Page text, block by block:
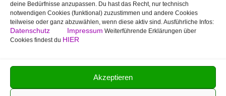
deine Bedürfnisse anzupassen. Du hast das Recht, nur technisch
notwendigen Cookies (funktional) zuzustimmen und andere Cookies
teilweise oder ganz abzuwählen, wenn diese aktiv sind. Ausführliche Infos:
Datenschutz Impressum Weiterführende Erklärungen über
Cookies findest du HIER
Akzeptieren
Swiss-skymodel
opens your eyes
St. Gallen Info
tmas.ch